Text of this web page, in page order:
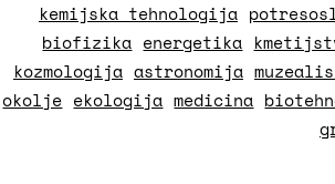
kemijska tehnologija
biofizika energetika
kozmologija astronomija
okolje ekologija medicina